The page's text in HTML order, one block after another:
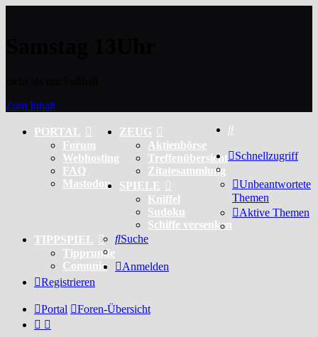
Zum Inhalt
PORTAL
Forum
Webhosting
FAQ
Mastodon
ZEUG
Aktienbörse
Treffenübersicht
Zitatesammlung
SPIELE
Kniffel
Sudoku
Schiffe versenken
TIPPSPIEL
Tipprunde
Comunio
Schnellzugriff
Unbeantwortete
Themen
Aktive Themen
Suche
Anmelden
Registrieren
Portal Foren-Übersicht